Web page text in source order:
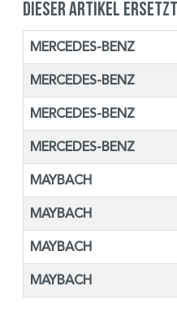
Dieser Artikel ersetzt
MERCEDES-BENZ
MERCEDES-BENZ
MERCEDES-BENZ
MERCEDES-BENZ
MAYBACH
MAYBACH
MAYBACH
MAYBACH